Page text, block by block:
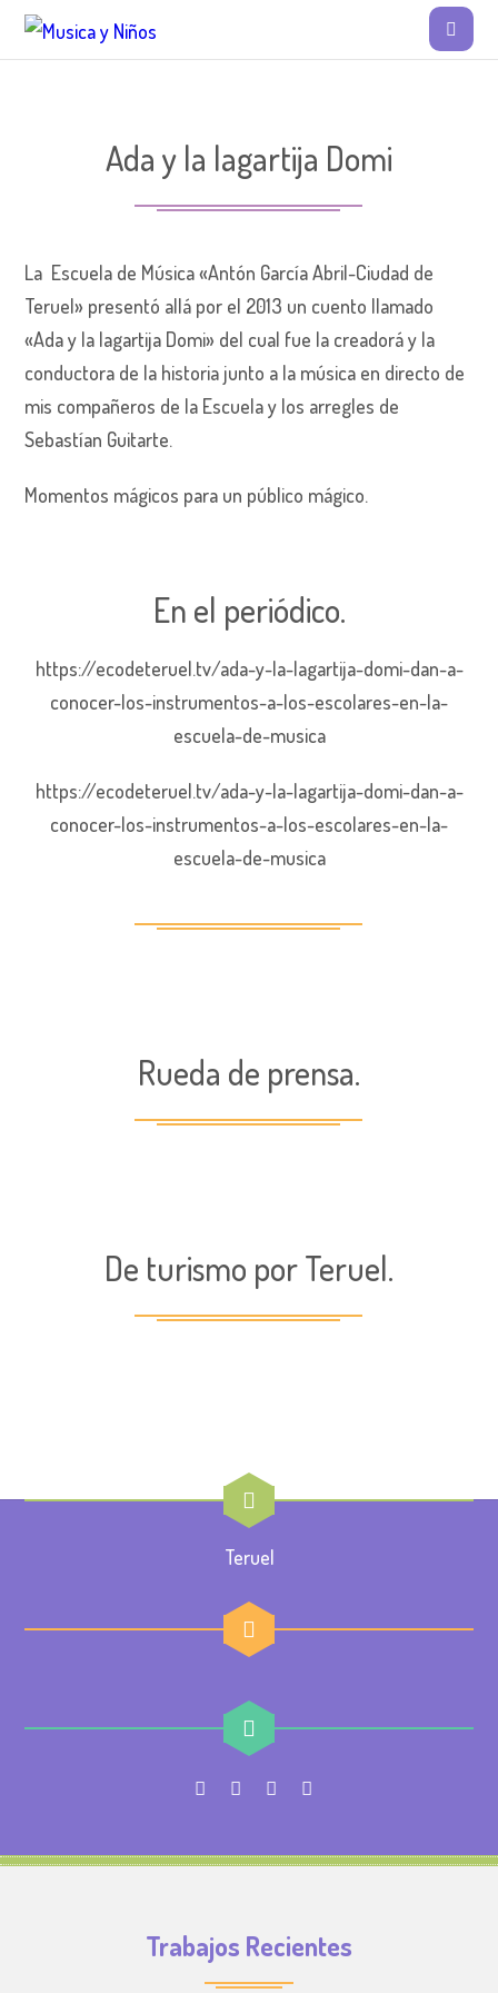
Ada y la lagartija Domi
La Escuela de Música «Antón García Abril-Ciudad de
Teruel» presentó allá por el 2013 un cuento llamado
«Ada y la lagartija Domi» del cual fue la creadorá y la
conductora de la historia junto a la música en directo de
mis compañeros de la Escuela y los arregles de
Sebastían Guitarte.
Momentos mágicos para un público mágico.
En el periódico.
https://ecodeteruel.tv/ada-y-la-lagartija-domi-dan-a-
conocer-los-instrumentos-a-los-escolares-en-la-
escuela-de-musica
https://ecodeteruel.tv/ada-y-la-lagartija-domi-dan-a-
conocer-los-instrumentos-a-los-escolares-en-la-
escuela-de-musica
Rueda de prensa.
De turismo por Teruel.
Teruel
Trabajos Recientes